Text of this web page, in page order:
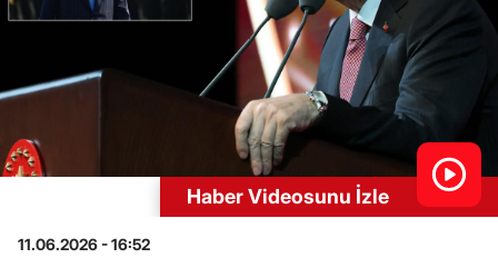
Haber Videosunu İzle
11.06.2026 - 16:52